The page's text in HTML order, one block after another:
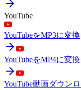
YouTube
YouTubeをMP3に変換
YouTubeをMP4に変換
YouTube動画ダウン